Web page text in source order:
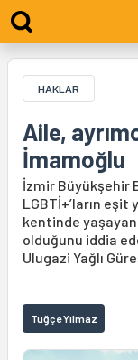
HAKLAR
Aile,
İmamoğlu
İzmir Büyükşehir
LGBTİ+’ların eşit
kentinde yaşayan
olduğunu iddia
Ulugazi Yağlı
Tuğçe Yılmaz